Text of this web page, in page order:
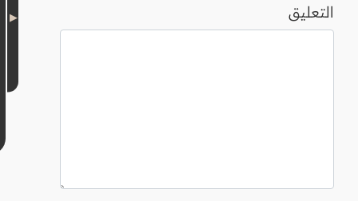
التعليق